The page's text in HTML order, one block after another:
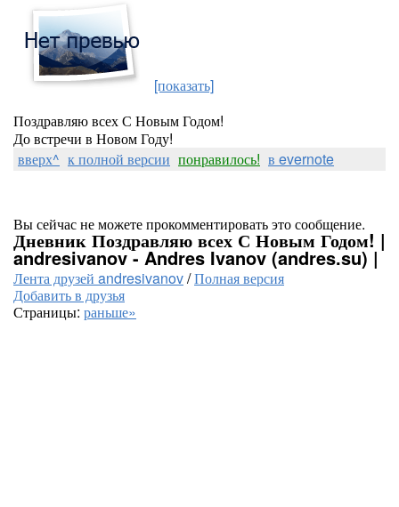
[показать]
Поздравляю всех С Новым Годом!
До встречи в Новом Году!
вверх^ к полной версии понравилось! в evernote
Вы сейчас не можете прокомментировать это сообщение.
Дневник Поздравляю всех С Новым Годом! |
andresivanov - Andres Ivanov (andres.su) |
Лента друзей andresivanov/Полная версия
Добавить в друзья
Страницы: раньше»